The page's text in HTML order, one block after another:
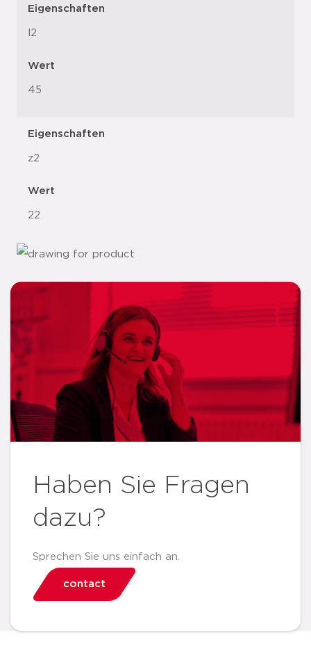
Eigenschaften
l2
Wert
45
Eigenschaften
z2
Wert
22
Haben Sie Fragen
dazu?
Sprechen Sie uns einfach an.
contact